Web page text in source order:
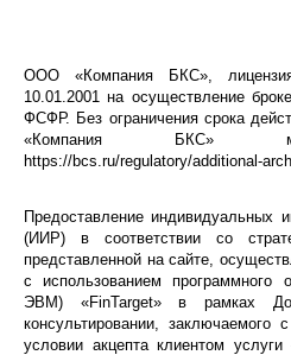
ООО «Компания БКС»,
10.01.2001 на осуществление
ФСФР. Без ограничения срока
«Компания БКС»
https://bcs.ru/regulatory/additional-
Предоставление индивидуальных
(ИИР) в соответствии со
представленной на сайте,
с использованием программного
ЭВМ) «FinTarget» в рамках
консультировании,
условии акцепта клиентом услуги